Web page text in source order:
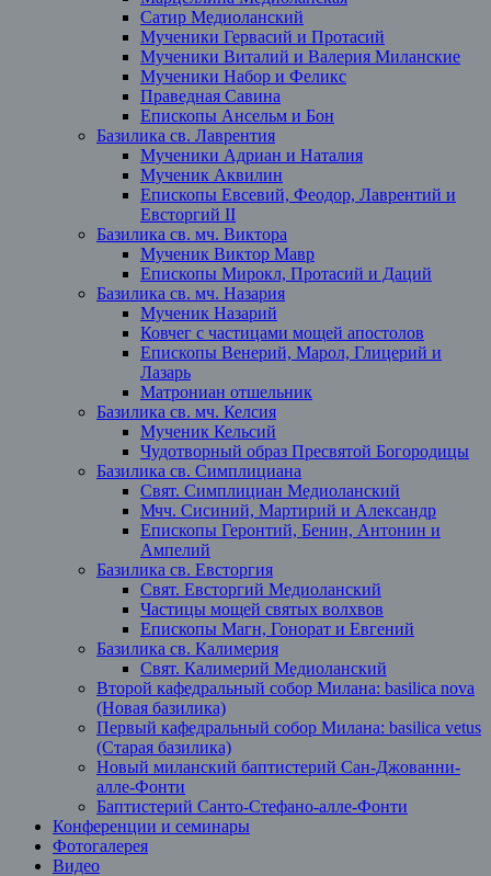
Сатир Медиоланский
Мученики Гервасий и Протасий
Мученики Виталий и Валерия Миланские
Мученики Набор и Феликс
Праведная Савина
Епископы Ансельм и Бон
Базилика св. Лаврентия
Мученики Адриан и Наталия
Мученик Аквилин
Епископы Евсевий, Феодор, Лаврентий и
Евсторгий II
Базилика св. мч. Виктора
Мученик Виктор Мавр
Епископы Мирокл, Протасий и Даций
Базилика св. мч. Назария
Мученик Назарий
Ковчег с частицами мощей апостолов
Епископы Венерий, Марол, Глицерий и
Лазарь
Матрониан отшельник
Базилика св. мч. Келсия
Мученик Кельсий
Чудотворный образ Пресвятой Богородицы
Базилика св. Симплициана
Свят. Симплициан Медиоланский
Мчч. Сисиний, Мартирий и Александр
Епископы Геронтий, Бенин, Антонин и
Ампелий
Базилика св. Евсторгия
Свят. Евсторгий Медиоланский
Частицы мощей святых волхвов
Епископы Магн, Гонорат и Евгений
Базилика св. Калимерия
Свят. Калимерий Медиоланский
Второй кафедральный собор Милана: basilica nova
(Новая базилика)
Первый кафедральный собор Милана: basilica vetus
(Старая базилика)
Новый миланский баптистерий Сан-Джованни-
алле-Фонти
Баптистерий Санто-Стефано-алле-Фонти
Конференции и семинары
Фотогалерея
Видео